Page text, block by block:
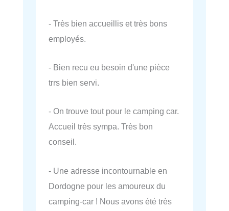
- Très bien accueillis et très bons
employés.
- Bien recu eu besoin d'une pièce
trrs bien servi.
- On trouve tout pour le camping car.
Accueil très sympa. Très bon
conseil.
- Une adresse incontournable en
Dordogne pour les amoureux du
camping-car ! Nous avons été très